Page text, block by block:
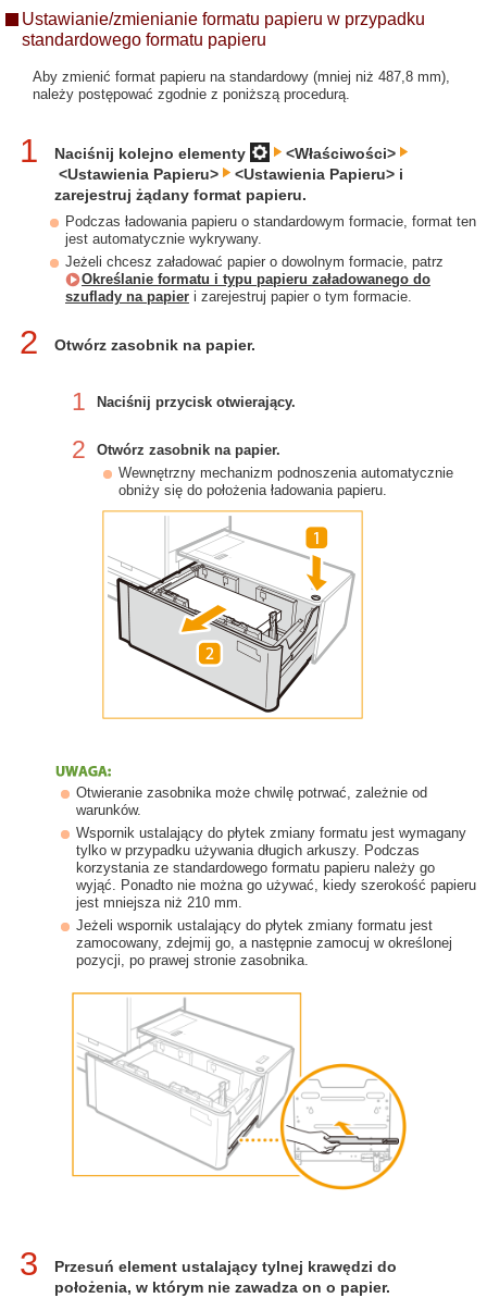
Ustawianie/zmienianie formatu papieru w przypadku
standardowego formatu papieru
Aby zmienić format papieru na standardowy (mniej niż 487,8 mm),
należy postępować zgodnie z poniższą procedurą.
1 Naciśnij kolejno elementy
<Właściwości>
<Ustawienia Papieru>
<Ustawienia Papieru> i
zarejestruj żądany format papieru.
Podczas ładowania papieru o standardowym formacie, format ten
jest automatycznie wykrywany.
Jeżeli chcesz załadować papier o dowolnym formacie, patrz
Określanie formatu i typu papieru załadowanego do
szuflady na papier i zarejestruj papier o tym formacie.
2 Otwórz zasobnik na papier.
1 Naciśnij przycisk otwierający.
2
Otwórz zasobnik na papier.
Wewnętrzny mechanizm podnoszenia automatycznie
obniży się do położenia ładowania papieru.
Otwieranie zasobnika może chwilę potrwać, zależnie od
warunków.
Wspornik ustalający do płytek zmiany formatu jest wymagany
tylko w przypadku używania długich arkuszy. Podczas
korzystania ze standardowego formatu papieru należy go
wyjąć. Ponadto nie można go używać, kiedy szerokość papieru
jest mniejsza niż 210 mm.
Jeżeli wspornik ustalający do płytek zmiany formatu jest
zamocowany, zdejmij go, a następnie zamocuj w określonej
pozycji, po prawej stronie zasobnika.
3
Przesuń element ustalający tylnej krawędzi do
położenia, w którym nie zawadza on o papier.